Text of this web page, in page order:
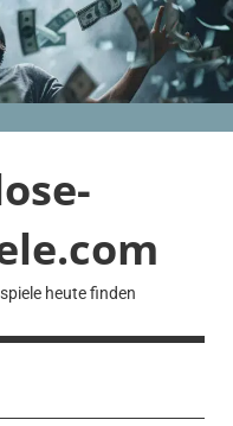
heute finden